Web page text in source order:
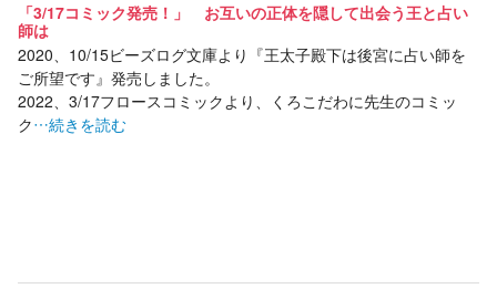
「3/17コミック発売！」 お互いの正体を隠して出会う王と占い
師は
2020、10/15ビーズログ文庫より『王太子殿下は後宮に占い師を
ご所望です』発売しました。
2022、3/17フロースコミックより、くろこだわに先生のコミッ
ク…続きを読む